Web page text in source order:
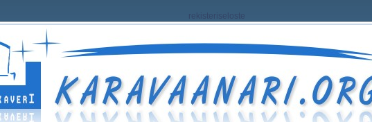
rekisteriseloste